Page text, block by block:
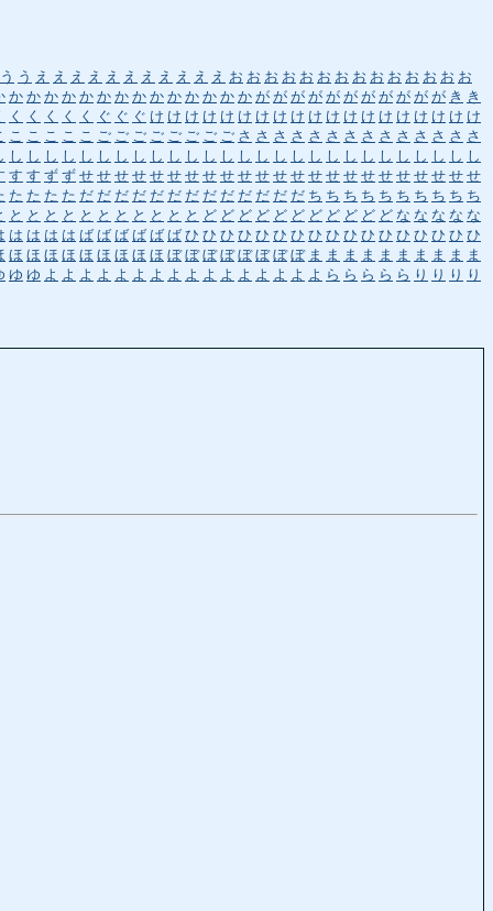
う う え え え え え え え え え え え お お お お お お お お お お お お お お
か か か か か か か か か か か か か か が が が が が が が が が が が き き
く く く く く ぐ ぐ ぐ け け け け け け け け け け け け け け け け け け け
こ こ こ こ こ ご ご ご ご ご ご ご ご さ さ さ さ さ さ さ さ さ さ さ さ さ さ
し し し し し し し し し し し し し し し し し し し し し し し し し し し
す す ず ず せ せ せ せ せ せ せ せ せ せ せ せ せ せ せ せ せ せ せ せ せ せ せ
た た た た だ だ だ だ だ だ だ だ だ だ だ だ だ ち ち ち ち ち ち ち ち ち ち
と と と と と と と と と と と ど ど ど ど ど ど ど ど ど ど ど な な な な な
は は は は ば ば ば ば ば ば ひ ひ ひ ひ ひ ひ ひ ひ ひ ひ ひ ひ ひ ひ ひ ひ ひ
ほ ほ ほ ほ ほ ほ ほ ほ ほ ぼ ぼ ぼ ぼ ぼ ぼ ぼ ぼ ま ま ま ま ま ま ま ま ま ま
ゆ ゆ よ よ よ よ よ よ よ よ よ よ よ よ よ よ よ よ ら ら ら ら ら り り り り